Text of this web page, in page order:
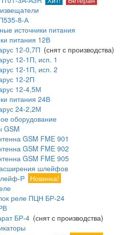
8-А
источники питания
питания 12В
12-0,7П (снят с производства)
12-1П, исп. 1
12-1П, исп. 2
12-2П
12-4,5М
питания 24В
24-2,2М
оборудование
GSM
GSM FME 901
GSM FME 902
GSM FME 905
шлейфов
Р
Новинка!
реле ПЦН БР-24
БР-4 (снят с производства)